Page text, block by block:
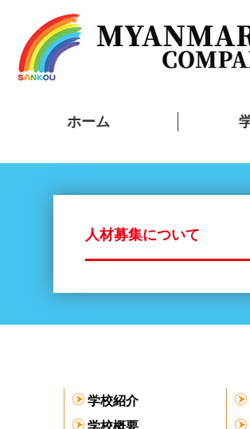
ホーム
人材募集について
学校紹介
学校概要